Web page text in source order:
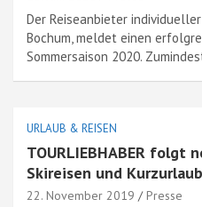
Der Reiseanbieter
Bochum, meldet einen
Sommersaison 2020.
URLAUB & REISEN
TOURLIEBHABER folgt
Skireisen und Kurzurlaub
22. November 2019 Presse